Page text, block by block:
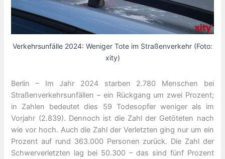
Verkehrsunfälle 2024: Weniger Tote im Straßenverkehr (Foto:
xity)
Berlin – Im Jahr 2024 starben 2.780 Menschen bei
Straßenverkehrsunfällen – ein Rückgang um zwei Prozent;
in Zahlen bedeutet dies 59 Todesopfer weniger als im
Vorjahr (2.839). Dennoch ist die Zahl der Getöteten nach
wie vor hoch. Auch die Zahl der Verletzten ging nur um ein
Prozent auf rund 363.000 Personen zurück. Die Zahl der
Schwerverletzten lag bei 50.300 – das sind fünf Prozent